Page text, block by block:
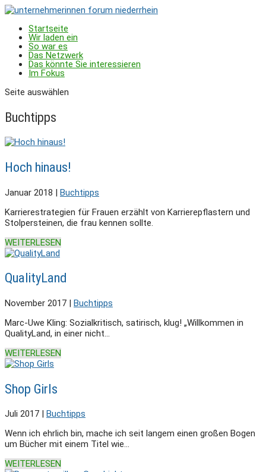
Startseite
Wir laden ein
So war es
Das Netzwerk
Das könnte Sie interessieren
Im Fokus
Seite auswählen
Buchtipps
Hoch hinaus!
Januar 2018 | Buchtipps
Karrierestrategien für Frauen erzählt von Karrierepflastern und
Stolpersteinen, die frau kennen sollte.
WEITERLESEN
QualityLand
November 2017 | Buchtipps
Marc-Uwe Kling: Sozialkritisch, satirisch, klug! „Willkommen in
QualityLand, in einer nicht...
WEITERLESEN
Shop Girls
Juli 2017
Buchtipps
Wenn ich ehrlich bin, mache ich seit langem einen großen Bogen
um Bücher mit einem Titel wie...
WEITERLESEN